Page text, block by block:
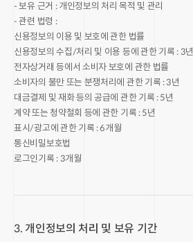
- 보유 근거 : 개인정보의 처리 목적 및 관리
- 관련 법령 :
신용정보의 이용 및 보호에 관한 법률
신용정보의 수집/처리 및 이용 등에 관한 기록 : 3년
전자상거래 등에서 소비자 보호에 관한 법률
소비자의 불만 또는 분쟁처리에 관한 기록 : 3년
대금결제 및 재화 등의 공급에 관한 기록 : 5년
계약 또는 청약철회 등에 관한 기록 : 5년
표시/광고에 관한 기록 : 6개월
통신비밀보호법
로그인기록 : 3개월
3. 개인정보의 처리 및 보유 기간